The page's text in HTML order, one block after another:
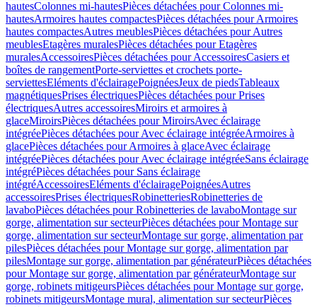
hautesColonnes mi-hautesPièces détachées pour Colonnes mi-
hautesArmoires hautes compactesPièces détachées pour Armoires
hautes compactesAutres meublesPièces détachées pour Autres
meublesEtagères muralesPièces détachées pour Etagères
muralesAccessoiresPièces détachées pour AccessoiresCasiers et
boîtes de rangementPorte-serviettes et crochets porte-
serviettesEléments d'éclairagePoignéesJeux de piedsTableaux
magnétiquesPrises électriquesPièces détachées pour Prises
électriquesAutres accessoiresMiroirs et armoires à
glaceMiroirsPièces détachées pour MiroirsAvec éclairage
intégréePièces détachées pour Avec éclairage intégréeArmoires à
glacePièces détachées pour Armoires à glaceAvec éclairage
intégréePièces détachées pour Avec éclairage intégréeSans éclairage
intégréPièces détachées pour Sans éclairage
intégréAccessoiresEléments d'éclairagePoignéesAutres
accessoiresPrises électriquesRobinetteriesRobinetteries de
lavaboPièces détachées pour Robinetteries de lavaboMontage sur
gorge, alimentation sur secteurPièces détachées pour Montage sur
gorge, alimentation sur secteurMontage sur gorge, alimentation par
pilesPièces détachées pour Montage sur gorge, alimentation par
pilesMontage sur gorge, alimentation par générateurPièces détachées
pour Montage sur gorge, alimentation par générateurMontage sur
gorge, robinets mitigeursPièces détachées pour Montage sur gorge,
robinets mitigeursMontage mural, alimentation sur secteurPièces